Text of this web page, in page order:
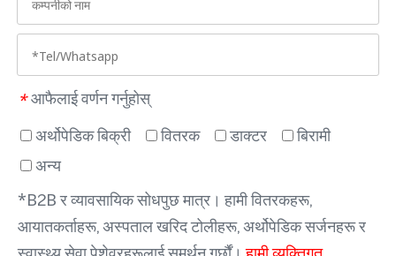
* आफैलाई वर्णन गर्नुहोस्
अर्थोपेडिक बिक्री
वितरक डाक्टर
बिरामी
अन्य
*B2B र व्यावसायिक सोधपुछ मात्र। हामी वितरकहरू,
आयातकर्ताहरू, अस्पताल खरिद टोलीहरू, अर्थोपेडिक सर्जनहरू र